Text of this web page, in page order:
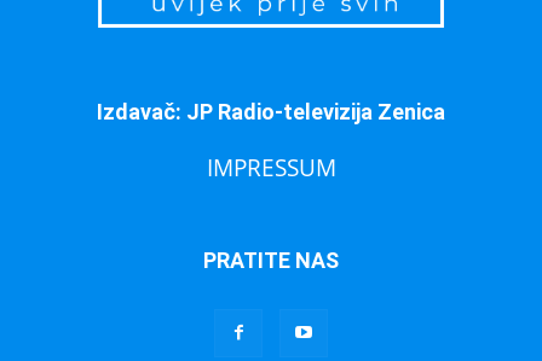
Izdavač: JP Radio-televizija Zenica
IMPRESSUM
PRATITE NAS